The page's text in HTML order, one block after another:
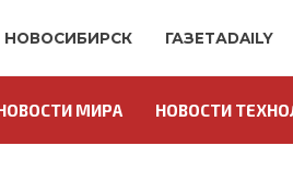
НОВОСИБИРСК ГАЗЕТАDAILY
МИРА НОВОСТИ